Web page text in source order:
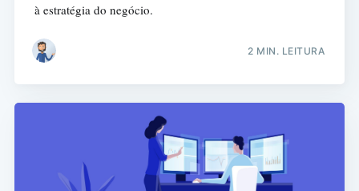
à estratégia do negócio.
2 MIN. LEITURA